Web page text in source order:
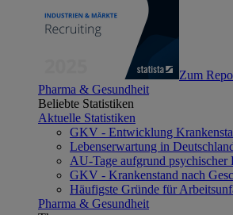
Zum
Pharma & Gesundheit
Beliebte Statistiken
Aktuelle Statistiken
GKV - Entwicklung
Lebenserwartung in
AU-Tage aufgrund psychischer
GKV - Krankenstand nach
Häufigste Gründe für
Pharma & Gesundheit